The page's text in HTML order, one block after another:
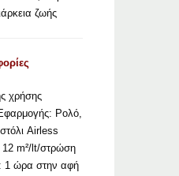
ζωής
χρήσης
Ρολό,
Airless
m²/lt/στρώση
1 ώρα στην αφή